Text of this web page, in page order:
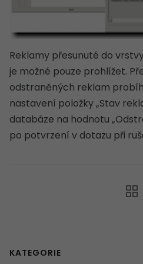
Reklamy přesunuté do
je možné pouze prohlížet.
odstraněných reklam
nastavení položky „Stav
databáze na hodnotu
po potvrzení v dotazu při
KATEGORIE